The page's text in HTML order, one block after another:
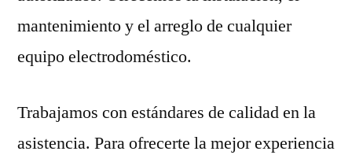
mantenimiento y el arreglo de cualquier
equipo electrodoméstico.
Trabajamos con estándares de calidad en la
asistencia. Para ofrecerte la mejor experiencia